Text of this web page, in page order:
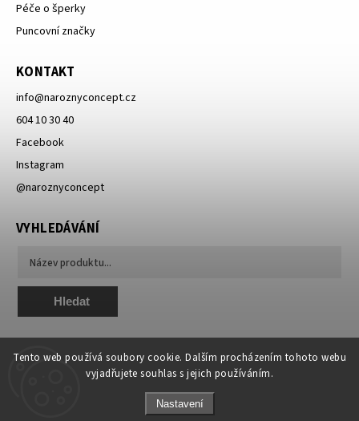
Tento web používá soubory cookie. Dalším procházením tohoto webu
vyjadřujete souhlas s jejich používáním.
Nastavení
Péče o šperky
Puncovní značky
KONTAKT
info@naroznyconcept.cz
604 10 30 40
Facebook
Instagram
@naroznyconcept
VYHLEDÁVÁNÍ
Hledat